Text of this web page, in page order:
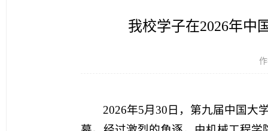
我校学子在2026年中
2026年5月30日，第九届中国大